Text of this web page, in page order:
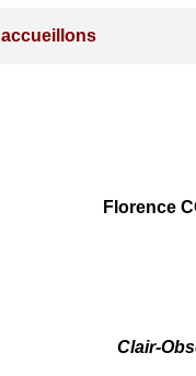
Florence
Clair-